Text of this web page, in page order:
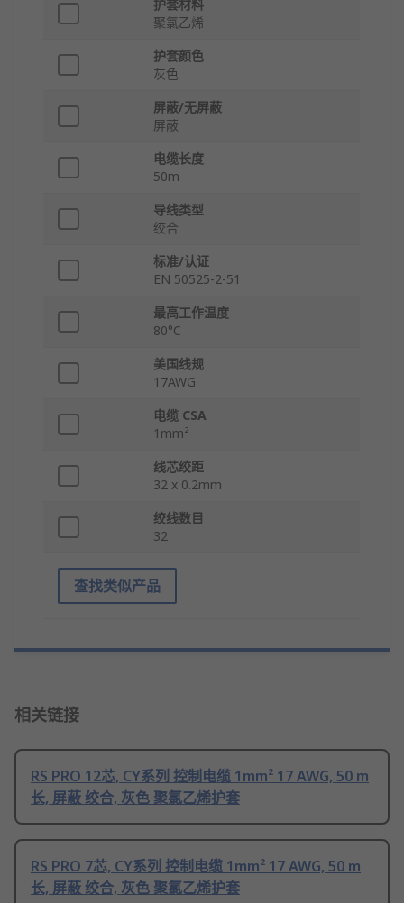
护套材料
聚氯乙烯
护套颜色
灰色
屏蔽/无屏蔽
屏蔽
电缆长度
50m
导线类型
绞合
标准/认证
EN 50525-2-51
最高工作温度
80°C
美国线规
17AWG
电缆 CSA
1mm²
线芯绞距
32 x 0.2mm
绞线数目
32
查找类似产品
相关链接
RS PRO 12芯, CY系列 控制电缆 1mm² 17 AWG, 50 m
长, 屏蔽 绞合, 灰色 聚氯乙烯护套
RS PRO 7芯, CY系列 控制电缆 1mm² 17 AWG, 50 m
长, 屏蔽 绞合, 灰色 聚氯乙烯护套